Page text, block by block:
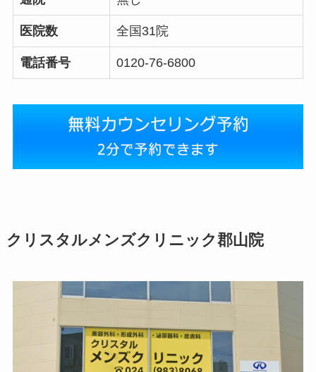
医院数 全国31院
電話番号 0120-76-6800
クリスタルメンズクリニック郡山院